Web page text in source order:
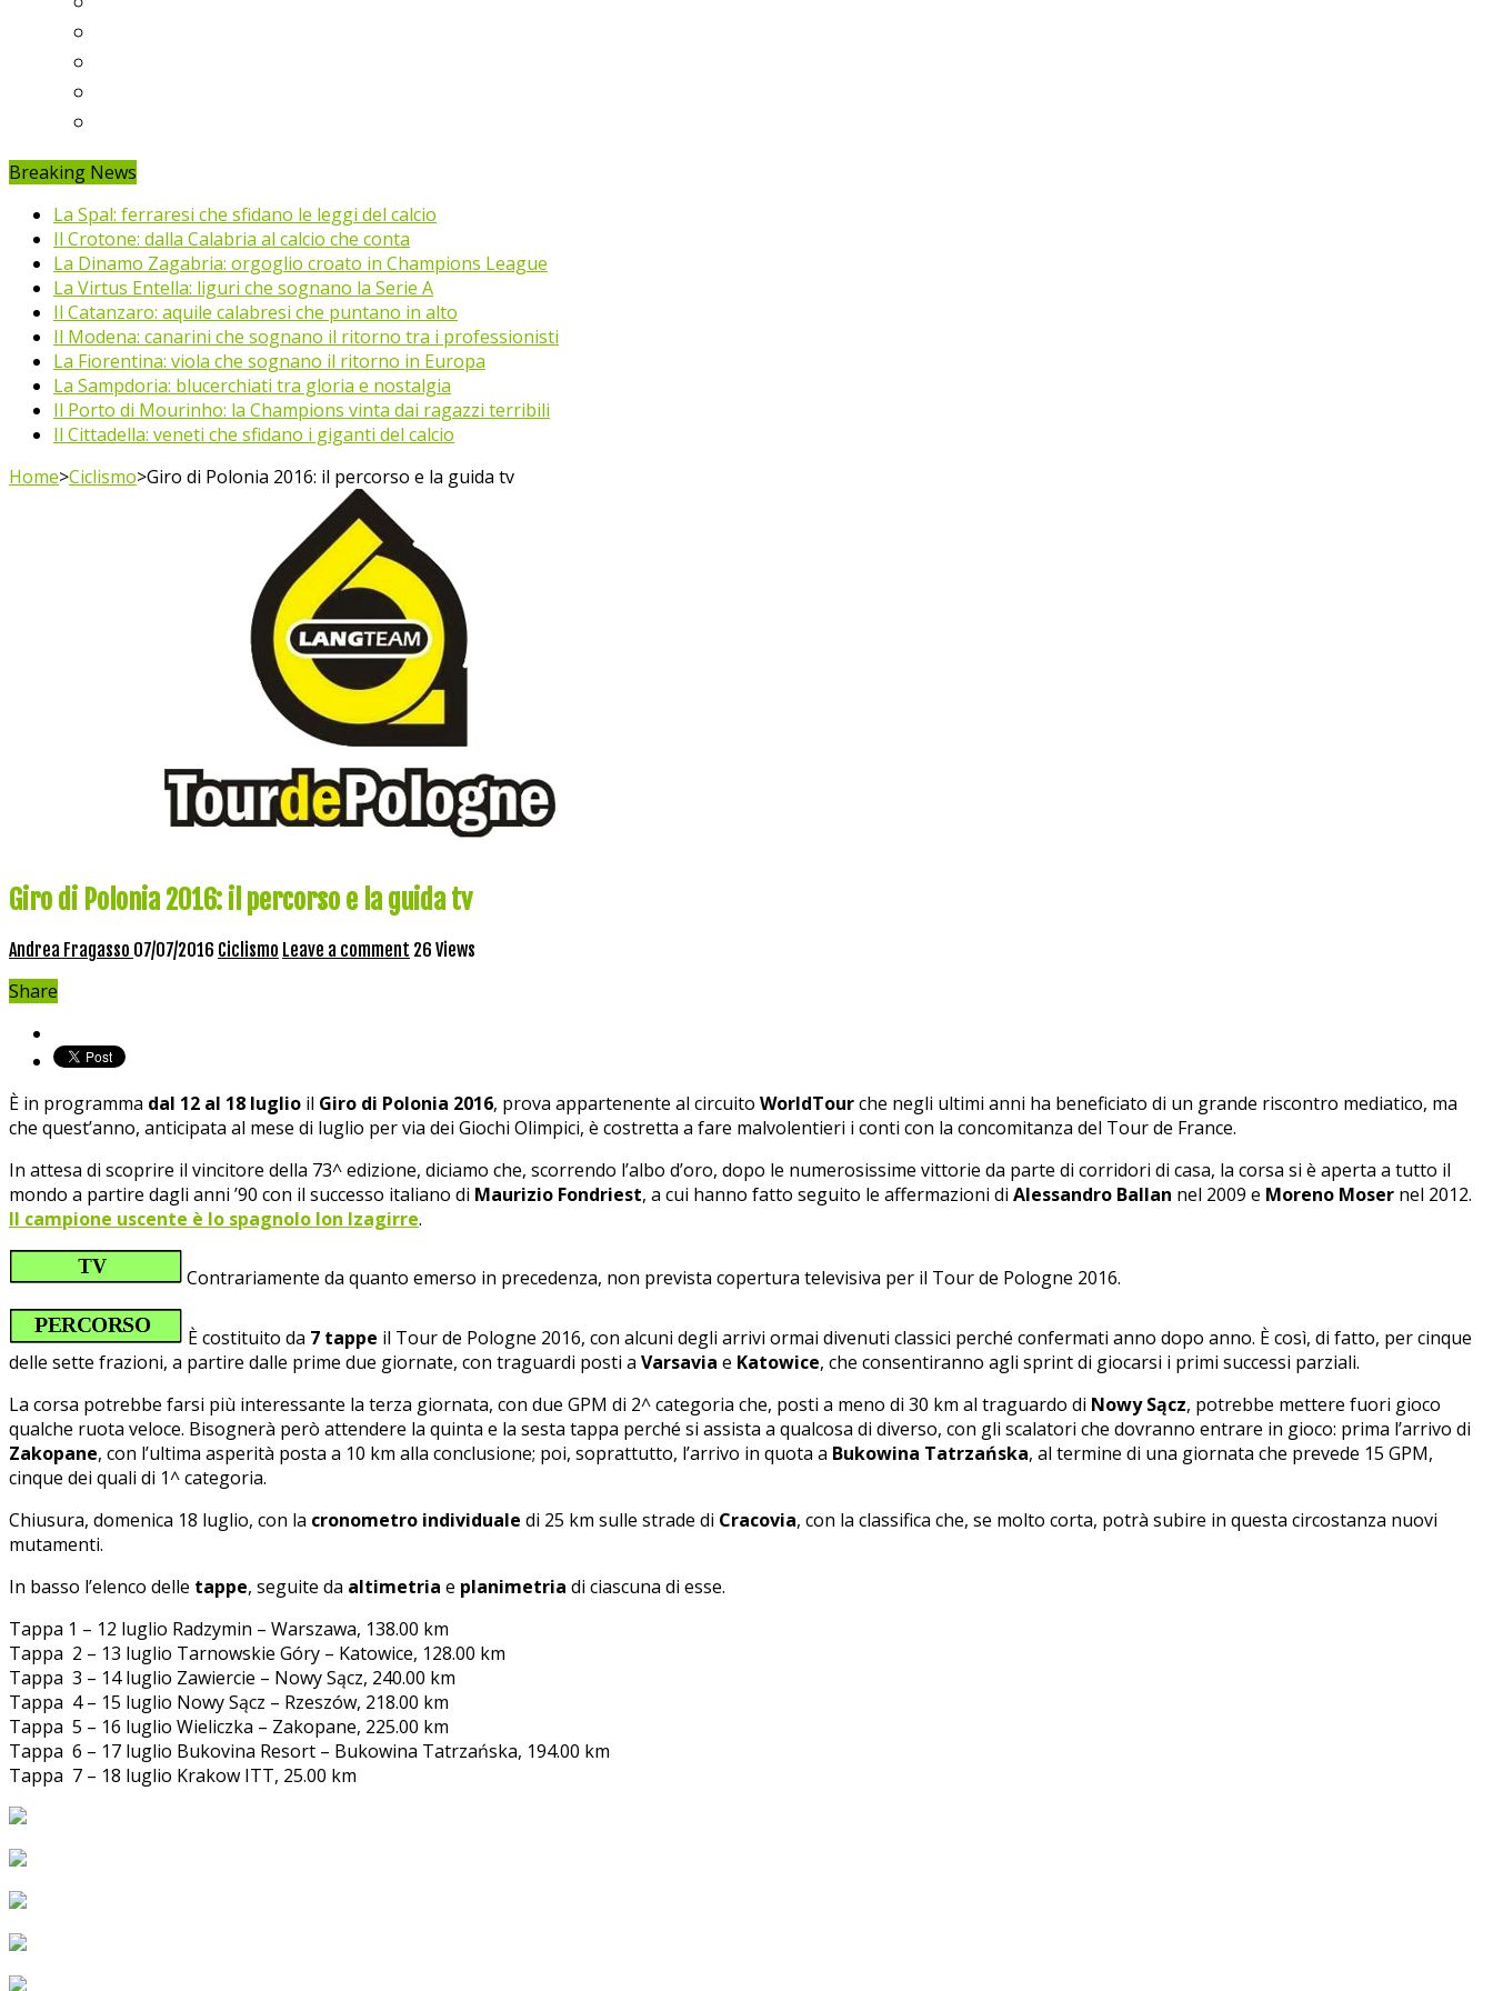
Breaking News
La Spal: ferraresi che sfidano le leggi del calcio
Il Crotone: dalla Calabria al calcio che conta
La Dinamo Zagabria: orgoglio croato in Champions League
La Virtus Entella: liguri che sognano la Serie A
Il Catanzaro: aquile calabresi che puntano in alto
Il Modena: canarini che sognano il ritorno tra i professionisti
La Fiorentina: viola che sognano il ritorno in Europa
La Sampdoria: blucerchiati tra gloria e nostalgia
Il Porto di Mourinho: la Champions vinta dai ragazzi terribili
Il Cittadella: veneti che sfidano i giganti del calcio
Home>Ciclismo>Giro di Polonia 2016: il percorso e la guida tv
Giro di Polonia 2016: il percorso e la guida tv
Andrea Fragasso 07/07/2016 Ciclismo Leave a comment 26 Views
Share
È in programma dal 12 al 18 luglio il Giro di Polonia 2016, prova appartenente al circuito WorldTourche negli ultimi anni ha beneficiato di un grande riscontro mediatico, ma
che quest’anno, anticipata al mese di luglio per via dei Giochi Olimpici, è costretta a fare malvolentieri i conti con la concomitanza del Tour de France.
In attesa di scoprire il vincitore della 73^ edizione, diciamo che, scorrendo l’albo d’oro, dopo le numerosissime vittorie da parte di corridori di casa, la corsa si è aperta a tutto il
mondo a partire dagli anni ’90 con il successo italiano di Maurizio Fondriest, a cui hanno fatto seguito le affermazioni di Alessandro Ballan nel 2009 e Moreno Moser nel 2012.
Il campione uscente è lo spagnolo Ion Izagirre.
Contrariamente da quanto emerso in precedenza, non prevista copertura televisiva per il Tour de Pologne 2016.
È costituito da 7 tappe il Tour de Pologne 2016, con alcuni degli arrivi ormai divenuti classici perché confermati anno dopo anno. È così, di fatto, per cinque
delle sette frazioni, a partire dalle prime due giornate, con traguardi posti a Varsavia e Katowice, che consentiranno agli sprint di giocarsi i primi successi parziali.
La corsa potrebbe farsi più interessante la terza giornata, con due GPM di 2^ categoria che, posti a meno di 30 km al traguardo di Nowy Sącz, potrebbe mettere fuori gioco
qualche ruota veloce. Bisognerà però attendere la quinta e la sesta tappa perché si assista a qualcosa di diverso, con gli scalatori che dovranno entrare in gioco: prima l’arrivo di
Zakopane, con l’ultima asperità posta a 10 km alla conclusione; poi, soprattutto, l’arrivo in quota a Bukowina Tatrzańska, al termine di una giornata che prevede 15 GPM,
cinque dei quali di 1^ categoria.
Chiusura, domenica 18 luglio, con la cronometro individuale di 25 km sulle strade di Cracovia, con la classifica che, se molto corta, potrà subire in questa circostanza nuovi
mutamenti.
In basso l’elenco delle tappe, seguite da altimetria e planimetria di ciascuna di esse.
Tappa 1 – 12 luglio Radzymin – Warszawa, 138.00 km
Tappa 2 – 13 luglio Tarnowskie Góry – Katowice, 128.00 km
Tappa 3 – 14 luglio Zawiercie – Nowy Sącz, 240.00 km
Tappa 4 – 15 luglio Nowy Sącz – Rzeszów, 218.00 km
Tappa 5 – 16 luglio Wieliczka – Zakopane, 225.00 km
Tappa 6 – 17 luglio Bukovina Resort – Bukowina Tatrzańska, 194.00 km
Tappa 7 – 18 luglio Krakow ITT, 25.00 km